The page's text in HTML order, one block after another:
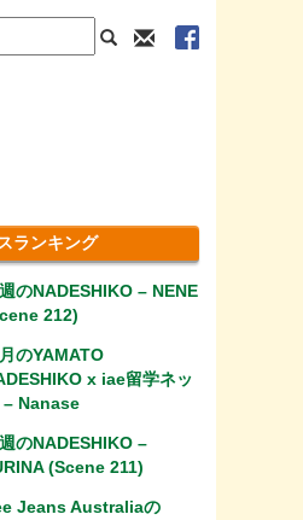
ランキング
のNADESHIKO – NENE
212)
のYAMATO
x iae留学ネッ
– Nanase
のNADESHIKO –
(Scene 211)
Jeans Australiaの